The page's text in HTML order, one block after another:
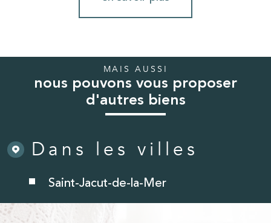
MAIS AUSSI
nous pouvons vous proposer
d'autres biens
Dans les villes
Saint-Jacut-de-la-Mer